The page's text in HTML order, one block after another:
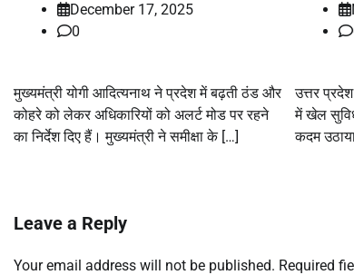
December 17, 2025
0
मुख्यमंत्री योगी आदित्यनाथ ने प्रदेश में बढ़ती ठंड और
कोहरे को लेकर अधिकारियों को अलर्ट मोड पर रहने
का निर्देश दिए हैं। मुख्यमंत्री ने समीक्षा के […]
उत्तर
में खेल
कदम
Leave a Reply
Your email address will not be published. Required